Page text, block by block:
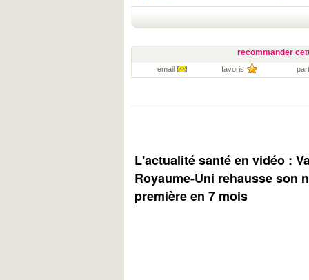
recommander
email favoris
L'actualité santé en vidéo :
Royaume-Uni rehausse son
première en 7 mois